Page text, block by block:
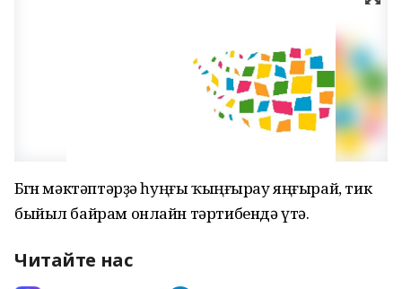
Бөгөн мәктәптәрҙә һуңғы ҡыңғырау яңғырай, тик
быйыл байрам онлайн тәртибендә үтә.
Читайте нас